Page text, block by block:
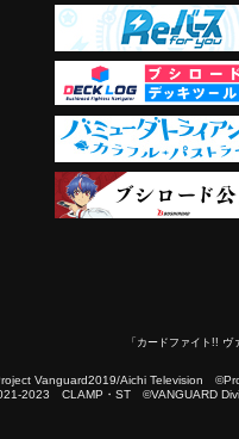
「カードファイト!!
Vanguard2019/Aichi Television
2023 CLAMP・ST ©VANGUARD